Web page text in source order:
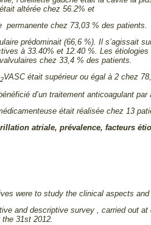
altérée chez 56.2% et
permanente chez 73,03 % des patients.
prédominait (66,6 %). Il s’agissait
à 33.40% et 12.40 %. Les
chez 33,4 % des patients.
2VASC était supérieur ou égal à 2 chez
d’un traitement anticoagulant par
était réalisée chez 13
atriale, prévalence, facteurs
were to study the clinical aspects
and descriptive survey , carried out
the 31st 2012.